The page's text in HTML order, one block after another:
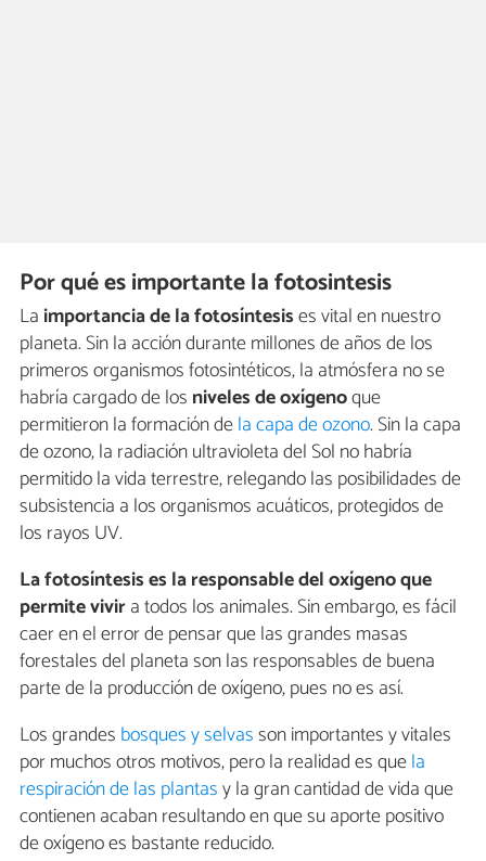
Por qué es importante la fotosintesis
La importancia de la fotosíntesises vital en nuestro
planeta. Sin la acción durante millones de años de los
primeros organismos fotosintéticos, la atmósfera no se
habría cargado de los niveles de oxígenoque
permitieron la formación dela capa de ozono. Sin la capa
de ozono, la radiación ultravioleta del Sol no habría
permitido la vida terrestre, relegando las posibilidades de
subsistencia a los organismos acuáticos, protegidos de
los rayos UV.
La fotosíntesis es la responsable del oxígeno que
permite vivira todos los animales. Sin embargo, es fácil
caer en el error de pensar que las grandes masas
forestales del planeta son las responsables de buena
parte de la producción de oxígeno, pues no es así.
Los grandes bosques y selvasson importantes y vitales
por muchos otros motivos, pero la realidad es quela
respiración de las plantasy la gran cantidad de vida que
contienen acaban resultando en que su aporte positivo
de oxígeno es bastante reducido.